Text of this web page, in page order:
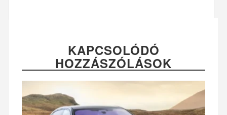
KAPCSOLÓDÓ
HOZZÁSZÓLÁSOK